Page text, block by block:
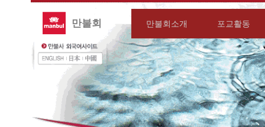
만불회 만불회소개 포교활동